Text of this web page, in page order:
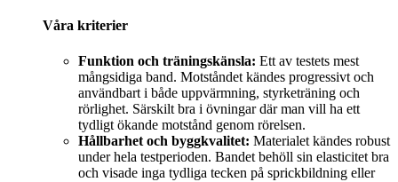
Våra kriterier
Funktion och träningskänsla: Ett av testets mest
mångsidiga band. Motståndet kändes progressivt och
användbart i både uppvärmning, styrketräning och
rörlighet. Särskilt bra i övningar där man vill ha ett
tydligt ökande motstånd genom rörelsen.
Hållbarhet och byggkvalitet: Materialet kändes robust
under hela testperioden. Bandet behöll sin elasticitet bra
och visade inga tydliga tecken på sprickbildning eller